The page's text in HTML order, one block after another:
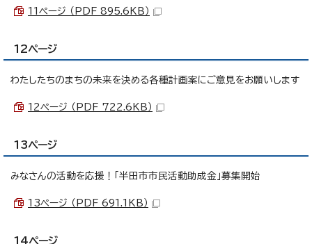
11ページ （PDF 895.6KB）
12ページ
わたしたちのまちの未来を決める各種計画案にご意見をお願いします
12ページ （PDF 722.6KB）
13ページ
みなさんの活動を応援！「半田市市民活動助成金」募集開始
13ページ （PDF 691.1KB）
14ページ